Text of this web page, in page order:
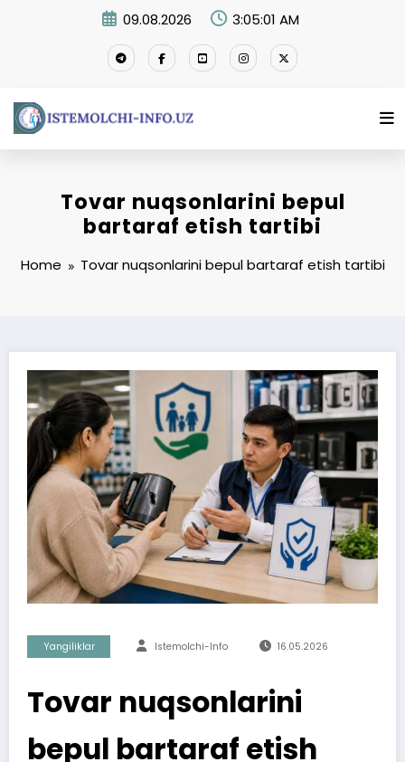
09.08.2026 3:05:02 AM
Tovar nuqsonlarini bepul
bartaraf etish tartibi
Home Tovar nuqsonlarini bepul bartaraf etish tartibi
Yangiliklar Istemolchi-Info 16.05.2026
Tovar nuqsonlarini
bepul bartaraf etish